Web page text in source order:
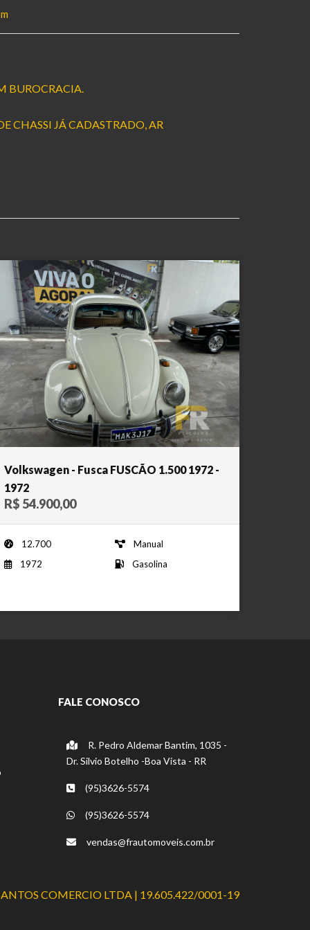
BUROCRACIA.
CHASSI JÁ CADASTRADO, AR
Volkswagen - Fusca FUSCÃO 1.500 1972 -
1972
R$ 54.900,00
12.700
Manual
1972
Gasolina
FALE CONOSCO
R. Pedro Aldemar Bantim, 1035 -
Dr. Silvio Botelho -Boa Vista - RR
(95)3626-5574
(95)3626-5574
vendas@frautomoveis.com.br
COMERCIO LTDA | 19.605.422/0001-19